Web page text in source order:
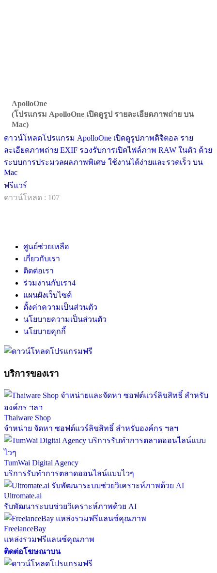
ApolloOne
(โปรแกรม ApolloOne เปิดดูรูป รายละเอียดภาพถ่าย บน
Mac)
ดาวน์โหลดโปรแกรม ApolloOne เปิดดูรูปภาพดิจิตอล ราย
ละเอียดภาพถ่าย EXIF รองรับการเปิดไฟล์ภาพ RAW ในตัว ด้วย
ระบบการประมวลผลภาพพิเศษ ใช้งานได้ง่ายและรวดเร็ว บน
Mac
ฟรีแวร์
ดาวน์โหลด : 107
ศูนย์ช่วยเหลือ
เกี่ยวกับเรา
ติดต่อเรา
ร่วมงานกับเรา4
แผนผังเว็บไซต์
ตั้งค่าความเป็นส่วนตัว
นโยบายความเป็นส่วนตัว
นโยบายคุกกี้
บริการของเรา
Thaiware Shop
จำหน่าย จัดหา ซอฟต์แวร์ลิขสิทธิ์ สำหรับองค์กร ฯลฯ
TumWai Digital Agency
บริการรับทำการตลาดออนไลน์แบบไวๆ
Ultromate.ai
รับพัฒนาระบบช่วยวิเคราะห์ภาพด้วย AI
FreelanceBay
แหล่งรวมฟรีแลนซ์คุณภาพ
ติดต่อโฆษณาบน